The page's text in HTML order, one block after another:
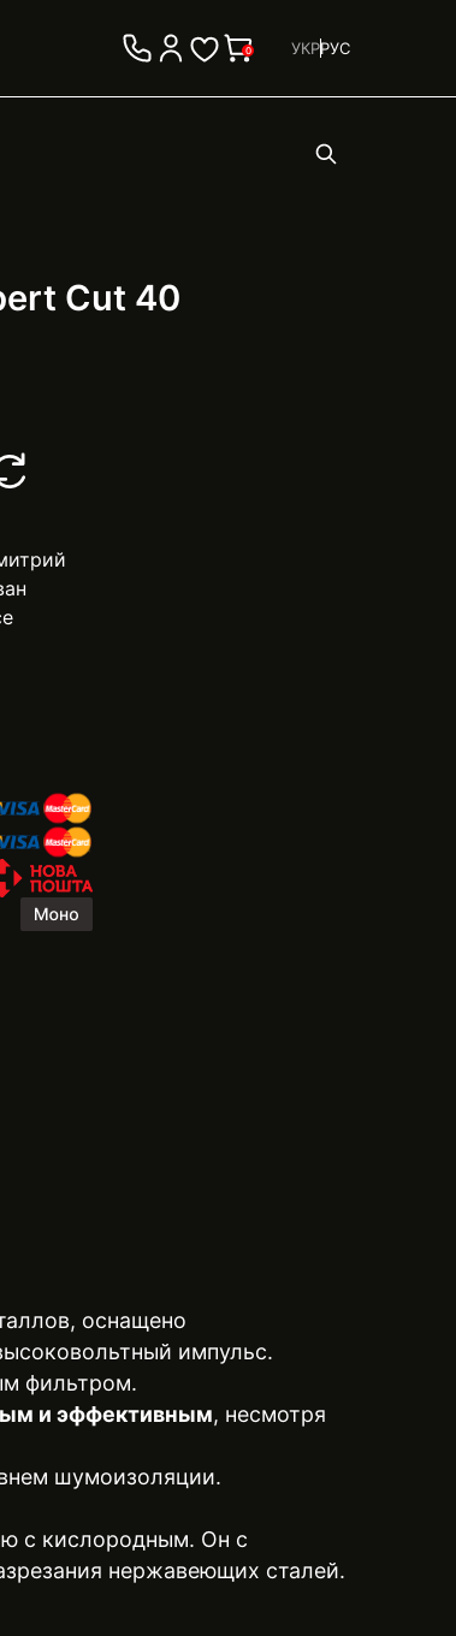
0 УКРРУС
Cut 40
оснащено
импульс.
фильтром.
и эффективным, несмотря
шумоизоляции.
с кислородным. Он с
нержавеющих сталей.